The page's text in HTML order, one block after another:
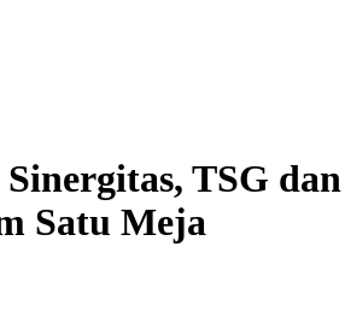
TSG dan
Satu Meja